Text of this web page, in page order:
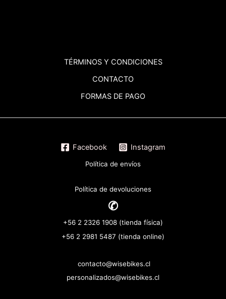
TÉRMINOS Y CONDICIONES
CONTACTO
FORMAS DE PAGO
Facebook Instagram
Política de envíos
Política de devoluciones
✆
+56 2 2326 1908 (tienda física)
+56 2 2981 5487 (tienda online)
contacto@wisebikes.cl
personalizados@wisebikes.cl